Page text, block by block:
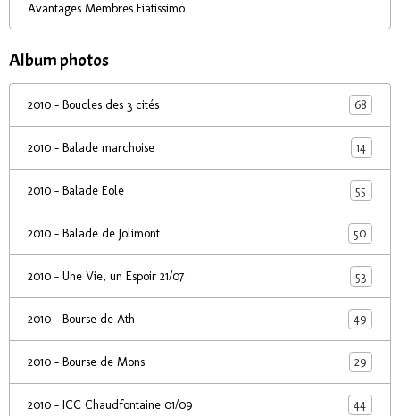
Avantages Membres Fiatissimo
Album photos
2010 - Boucles des 3 cités 68
2010 - Balade marchoise 14
2010 - Balade Eole 55
2010 - Balade de Jolimont 50
2010 - Une Vie, un Espoir 21/07 53
2010 - Bourse de Ath 49
2010 - Bourse de Mons 29
2010 - ICC Chaudfontaine 01/09 44